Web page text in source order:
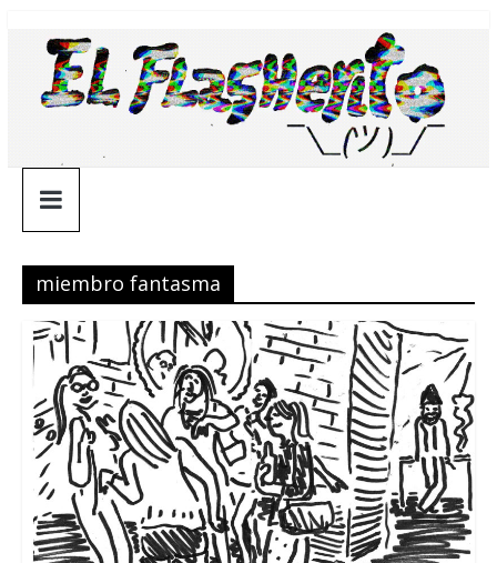
contenido
¯\_(ツ)_/
¯
miembro fantasma